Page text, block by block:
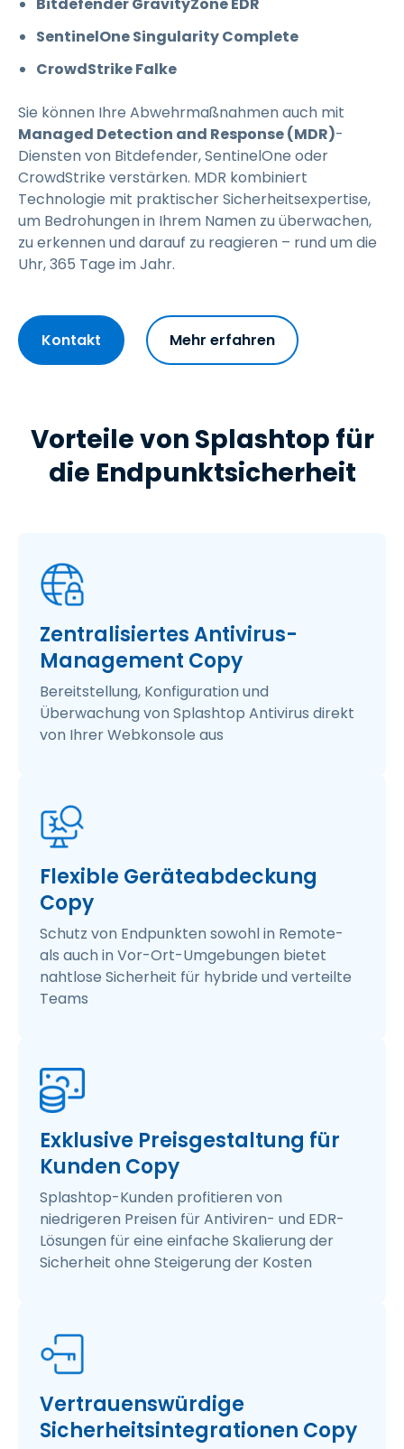
SentinelOne Singularity Complete
CrowdStrike Falke
Sie können Ihre Abwehrmaßnahmen auch mit
Managed Detection and Response (MDR)-
Diensten von Bitdefender, SentinelOne oder
CrowdStrike verstärken. MDR kombiniert
Technologie mit praktischer Sicherheitsexpertise,
um Bedrohungen in Ihrem Namen zu überwachen,
zu erkennen und darauf zu reagieren – rund um die
Uhr, 365 Tage im Jahr.
Kontakt Mehr erfahren
Vorteile von Splashtop für
die Endpunktsicherheit
Zentralisiertes Antivirus-
Management Copy
Bereitstellung, Konfiguration und
Überwachung von Splashtop Antivirus direkt
von Ihrer Webkonsole aus
Flexible Geräteabdeckung
Copy
Schutz von Endpunkten sowohl in Remote-
als auch in Vor-Ort-Umgebungen bietet
nahtlose Sicherheit für hybride und verteilte
Teams
Exklusive Preisgestaltung für
Kunden Copy
Splashtop-Kunden profitieren von
niedrigeren Preisen für Antiviren- und EDR-
Lösungen für eine einfache Skalierung der
Sicherheit ohne Steigerung der Kosten
Vertrauenswürdige
Sicherheitsintegrationen Copy